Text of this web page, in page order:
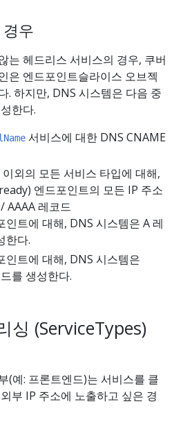
우
는 헤드리스 서비스의 경우, 쿠버
은 엔드포인트슬라이스 오브젝
. 하지만, DNS 시스템은 다음 중
한다.
서비스에 대한 DNS CNAME
이외의 모든 서비스 타입에 대해,
엔드포인트의 모든 IP 주소
AAAA 레코드
인트에 대해, DNS 시스템은 A 레
한다.
인트에 대해, DNS 시스템은
를 생성한다.
싱 (ServiceTypes)
(예: 프론트엔드)는 서비스를 클
부 IP 주소에 노출하고 싶은 경